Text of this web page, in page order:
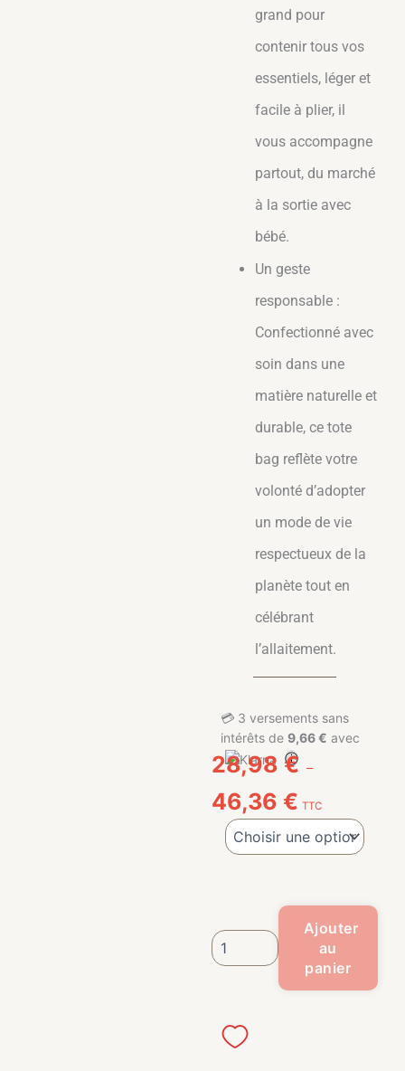
grand pour
contenir tous vos
essentiels, léger et
facile à plier, il
vous accompagne
partout, du marché
à la sortie avec
bébé.
Un geste
responsable :
Confectionné avec
soin dans une
matière naturelle et
durable, ce tote
bag reflète votre
volonté d’adopter
un mode de vie
respectueux de la
planète tout en
célébrant
l’allaitement.
💳 3 versements sans
intérêts de 9,66 € avec
ⓘ
28,98 € –
46,36 € TTC
quantité de Tote Bag
Ajouter
au
panier